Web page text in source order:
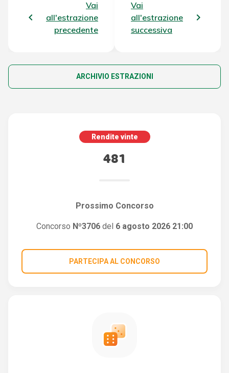
Vai
all'estrazione
precedente
Vai
all'estrazione
successiva
ARCHIVIO ESTRAZIONI
Rendite vinte
481
Prossimo Concorso
Concorso Nº3706 del 6 agosto 2026 21:00
PARTECIPA AL CONCORSO